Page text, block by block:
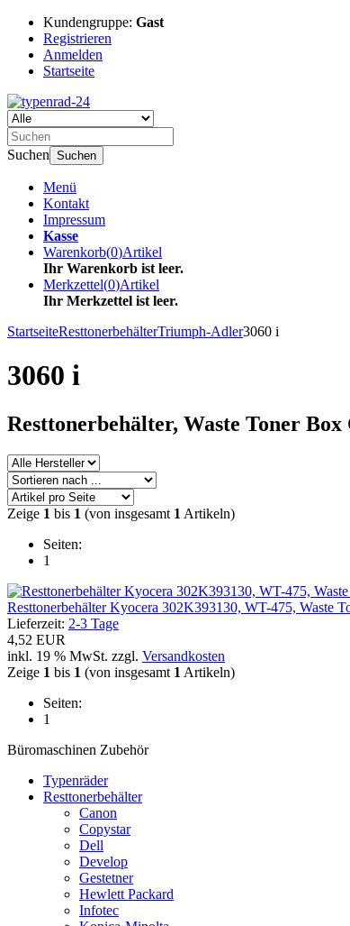
Kundengruppe: Gast
Registrieren
Anmelden
Startseite
Suchen Suchen
Menü
Kontakt
Impressum
Kasse
Warenkorb(0)Artikel
Ihr Warenkorb ist leer.
Merkzettel(0)Artikel
Ihr Merkzettel ist leer.
StartseiteResttonerbehälterTriumph-Adler3060 i
3060 i
Resttonerbehälter, Waste Toner
Zeige 1 bis 1 (von insgesamt 1 Artikeln)
Seiten:
1
Resttonerbehälter Kyocera 302K393130, WT-475, Waste
Lieferzeit: 2-3 Tage
4,52 EUR
inkl. 19 % MwSt. zzgl. Versandkosten
Zeige 1 bis 1 (von insgesamt 1 Artikeln)
Seiten:
1
Büromaschinen Zubehör
Typenräder
Resttonerbehälter
Canon
Copystar
Dell
Develop
Gestetner
Hewlett Packard
Infotec